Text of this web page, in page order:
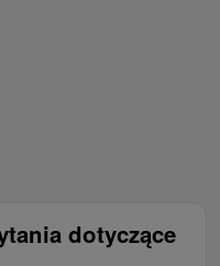
dotyczące